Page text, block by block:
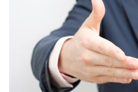
等2026趨勢，並附設廠與購廠檢